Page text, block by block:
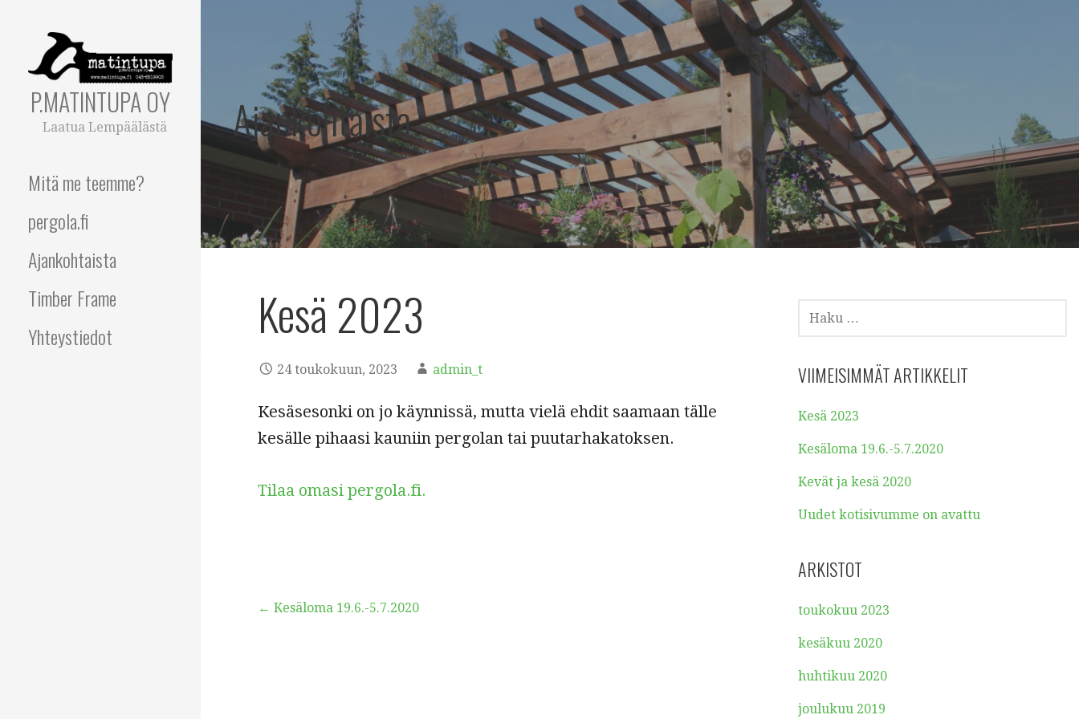
P.MATINTUPA OY
Laatua Lempäälästä
Mitä me teemme?
pergola.fi
Ajankohtaista
Timber Frame
Yhteystiedot
Ajankohtaista
Kesä 2023
24 toukokuun, 2023 admin_t
Kesäsesonki on jo käynnissä, mutta vielä ehdit saamaan tälle
kesälle pihaasi kauniin pergolan tai puutarhakatoksen.
Tilaa omasi pergola.fi.
Artikkelien
← Kesäloma 19.6.-5.7.2020
HAKU:
VIIMEISIMMÄT ARTIKKELIT
Kesä 2023
Kesäloma 19.6.-5.7.2020
Kevät ja kesä 2020
Uudet kotisivumme on avattu
ARKISTOT
toukokuu 2023
kesäkuu 2020
huhtikuu 2020
joulukuu 2019